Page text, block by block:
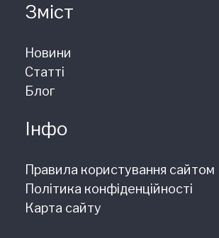
Зміст
Новини
Статті
Блог
Інфо
Правила користування сайтом
Політика конфіденційності
Карта сайту